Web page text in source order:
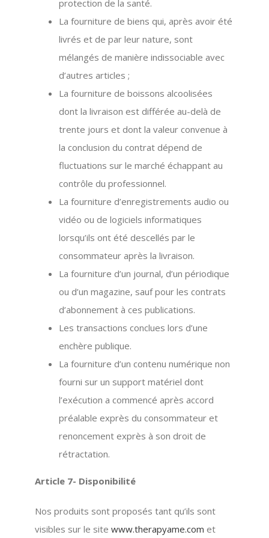
protection de la santé.
La fourniture de biens qui, après avoir été
livrés et de par leur nature, sont
mélangés de manière indissociable avec
d’autres articles ;
La fourniture de boissons alcoolisées
dont la livraison est différée au-delà de
trente jours et dont la valeur convenue à
la conclusion du contrat dépend de
fluctuations sur le marché échappant au
contrôle du professionnel.
La fourniture d’enregistrements audio ou
vidéo ou de logiciels informatiques
lorsqu’ils ont été descellés par le
consommateur après la livraison.
La fourniture d’un journal, d’un périodique
ou d’un magazine, sauf pour les contrats
d’abonnement à ces publications.
Les transactions conclues lors d’une
enchère publique.
La fourniture d’un contenu numérique non
fourni sur un support matériel dont
l’exécution a commencé après accord
préalable exprès du consommateur et
renoncement exprès à son droit de
rétractation.
Article 7- Disponibilité
Nos produits sont proposés tant qu’ils sont
visibles sur le sitewww.therapyame.com et